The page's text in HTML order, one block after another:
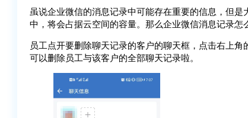
虽说企业微信的消息记录中可能存在重要的信息，但
中，将会占据云空间的容量。那么企业微信消息记录怎
员工点开要删除聊天记录的客户的聊天框，点击右上角
可以删除员工与该客户的全部聊天记录啦。